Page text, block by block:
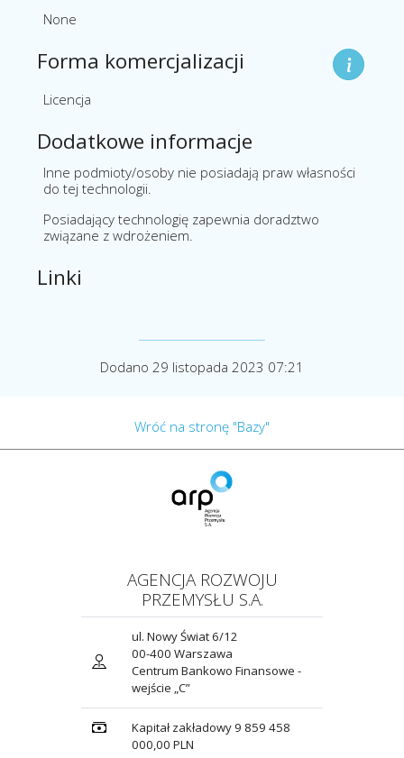
None
Forma komercjalizacji
Licencja
Dodatkowe informacje
Inne podmioty/osoby nie posiadają praw własności
do tej technologii.
Posiadający technologię zapewnia doradztwo
związane z wdrożeniem.
Linki
Dodano 29 listopada 2023 07:21
Wróć na stronę "Bazy"
AGENCJA ROZWOJU
PRZEMYSŁU S.A.
ul. Nowy Świat 6/12
00-400 Warszawa
Centrum Bankowo Finansowe -
wejście „C”
Kapitał zakładowy 9 859 458
000,00 PLN